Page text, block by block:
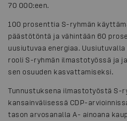
70 000:een.
100 prosenttia S-ryhmän
päästötöntä ja vähintään 60
uusiutuvaa energiaa.
rooli S-ryhmän ilmastotyössä ja
sen osuuden kasvattamiseksi.
Tunnustuksena ilmastotyöstä S-
kansainvälisessä CDP-
tason arvosanalla A- ainoana